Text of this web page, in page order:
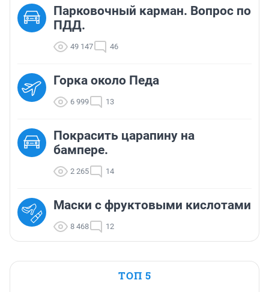
Парковочный карман. Вопрос по
ПДД.
49 147 46
Горка около Педа
6 999 13
Покрасить царапину на
бампере.
2 265 14
Маски с фруктовыми кислотами
8 468 12
ТОП 5